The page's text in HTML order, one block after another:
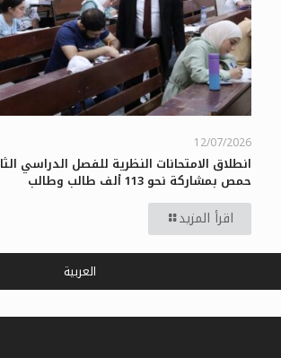
12/07/2026
انطلاق الامتحانات النظرية للفصل الدراسي
حمص بمشاركة نحو 113 ألف طالب وطالب
اقرأ المزيد
العربية